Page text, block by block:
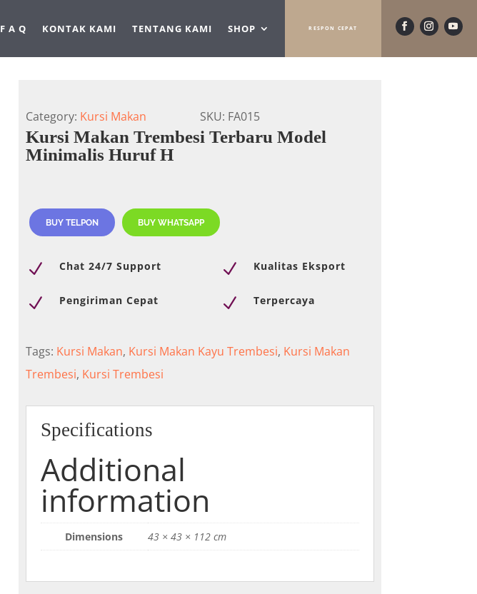
F A Q KONTAK KAMI TENTANG KAMI SHOP RESPON CEPAT
Category: Kursi Makan SKU: FA015
Kursi Makan Trembesi Terbaru Model
Minimalis Huruf H
BUY TELPON BUY WHATSAPP
N Chat 24/7 Support
N Pengiriman Cepat
N Kualitas Eksport
N Terpercaya
Tags: Kursi Makan, Kursi Makan Kayu Trembesi, Kursi Makan
Trembesi, Kursi Trembesi
Specifications
Additional
information
Dimensions 43 × 43 × 112 cm